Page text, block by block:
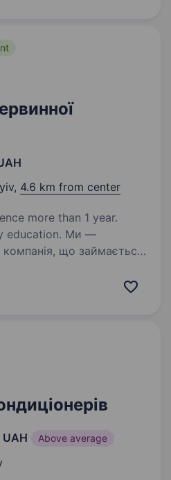
Машеки,…
4.6 km from center
more than 1 year.
Ми —
компанія, що займається
Above average